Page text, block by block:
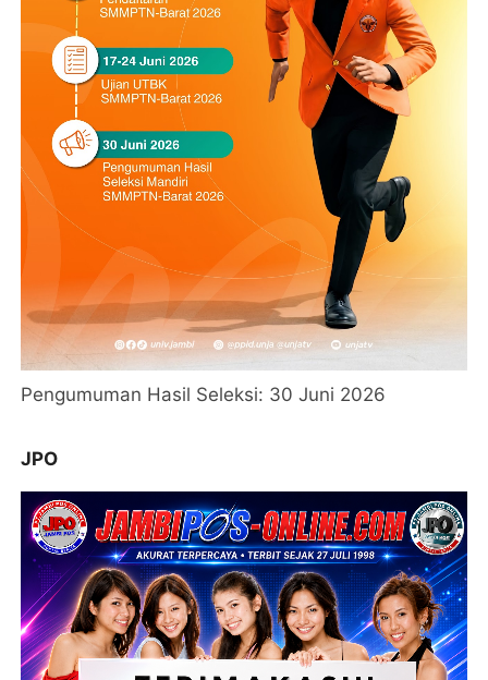
Pengumuman Hasil Seleksi: 30 Juni 2026
JPO